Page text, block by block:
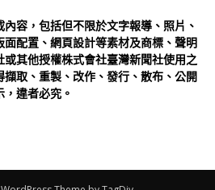
內容，包括但不限於文字報導、照片、
配置、網頁設計等素材及商標、聲明
其他授權株式會社臺灣新聞社使用之
取、重製、改作、發行、散布、公開
違者必究。